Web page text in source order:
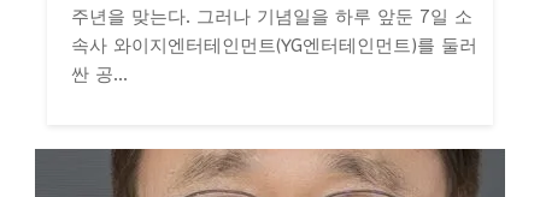
주년을 맞는다. 그러나 기념일을 하루 앞둔 7일 소
속사 와이지엔터테인먼트(YG엔터테인먼트)를 둘러
싼 공...